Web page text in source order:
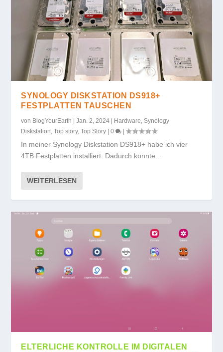
SYNOLOGY DISKSTATION DS918+
FESTPLATTEN TAUSCHEN
von BlogYourEarth |Jan. 2, 2024 | Hardware ,Synology
Diskstation ,Top story,Top Story |0 |
In meiner Synology Diskstation DS918+ habe ich vier
4TB Festplatten installiert. Dadurch konnte...
WEITERLESEN
ELTERLICHE KONTROLLE IM DIGITALEN